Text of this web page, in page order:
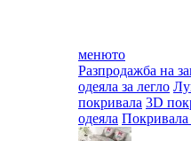
менюто
Разпродажба на
одеяла за легло
покривала 3D
одеяла Покривала